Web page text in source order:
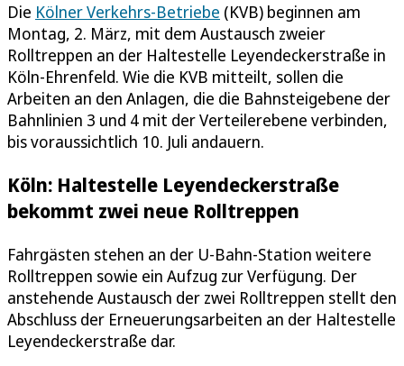
Die Kölner Verkehrs-Betriebe (KVB) beginnen am
Montag, 2. März, mit dem Austausch zweier
Rolltreppen an der Haltestelle Leyendeckerstraße in
Köln-Ehrenfeld. Wie die KVB mitteilt, sollen die
Arbeiten an den Anlagen, die die Bahnsteigebene der
Bahnlinien 3 und 4 mit der Verteilerebene verbinden,
bis voraussichtlich 10. Juli andauern.
Köln: Haltestelle Leyendeckerstraße
bekommt zwei neue Rolltreppen
Fahrgästen stehen an der U-Bahn-Station weitere
Rolltreppen sowie ein Aufzug zur Verfügung. Der
anstehende Austausch der zwei Rolltreppen stellt den
Abschluss der Erneuerungsarbeiten an der Haltestelle
Leyendeckerstraße dar.